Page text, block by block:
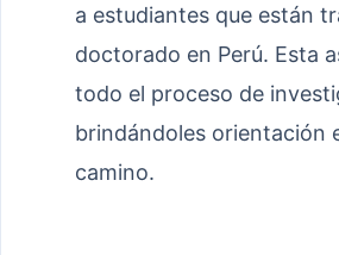
a estudiantes que están
doctorado en Perú. Esta
todo el proceso de
brindándoles orientación
camino.